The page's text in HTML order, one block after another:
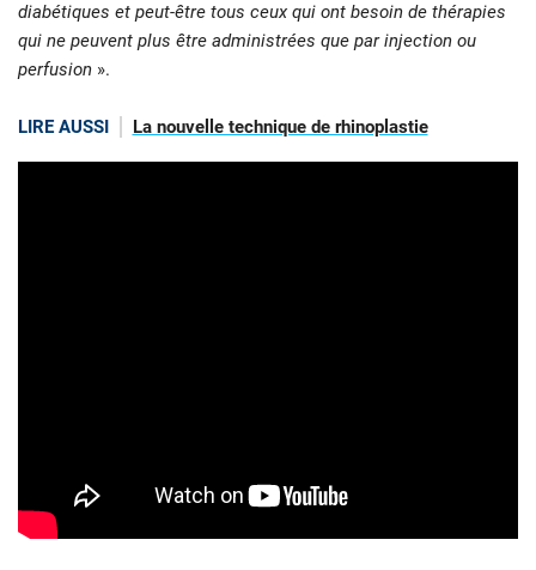
diabétiques et peut-être tous ceux qui ont besoin de thérapies
qui ne peuvent plus être administrées que par injection ou
perfusion ».
LIRE AUSSI La nouvelle technique de rhinoplastie